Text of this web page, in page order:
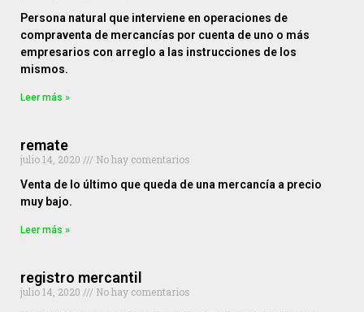
Persona natural que interviene en operaciones de
compraventa de mercancías por cuenta de uno o más
empresarios con arreglo a las instrucciones de los
mismos.
Leer más »
remate
julio 14, 2020
No hay comentarios
Venta de lo último que queda de una mercancía a precio
muy bajo.
Leer más »
registro mercantil
julio 14, 2020
No hay comentarios